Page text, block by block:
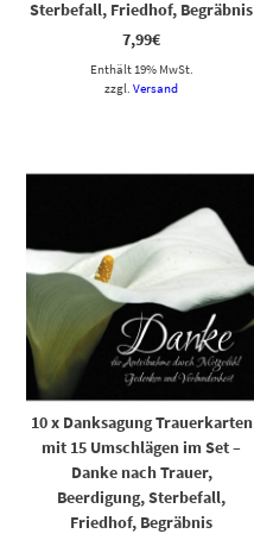
Sterbefall, Friedhof, Begräbnis
7,99€
Enthält 19% MwSt.
zzgl.Versand
10 x Danksagung Trauerkarten
mit 15 Umschlägen im Set –
Danke nach Trauer,
Beerdigung, Sterbefall,
Friedhof, Begräbnis